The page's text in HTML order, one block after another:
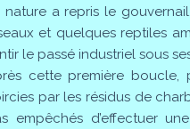
nature a repris le
et quelques reptiles
le passé industriel sous
cette première boucle,
par les résidus de
empêchés d’effectuer